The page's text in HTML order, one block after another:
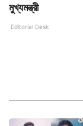
মুখ্যমন্ত্রী
Editorial Desk